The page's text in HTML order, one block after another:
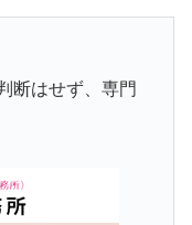
断はせず、専門